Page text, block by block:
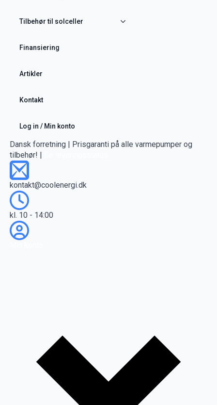
Tilbehør til solceller
Finansiering
Artikler
Kontakt
Log in / Min konto
Dansk forretning | Prisgaranti på alle varmepumper og
tilbehør! |
kontakt@coolenergi.dk
kl. 10 - 14:00